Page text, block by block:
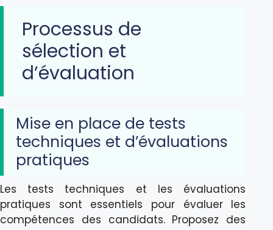
Processus de
sélection et
d’évaluation
Mise en place de tests
techniques et d’évaluations
pratiques
Les tests techniques et les évaluations
pratiques sont essentiels pour évaluer les
compétences des candidats. Proposez des